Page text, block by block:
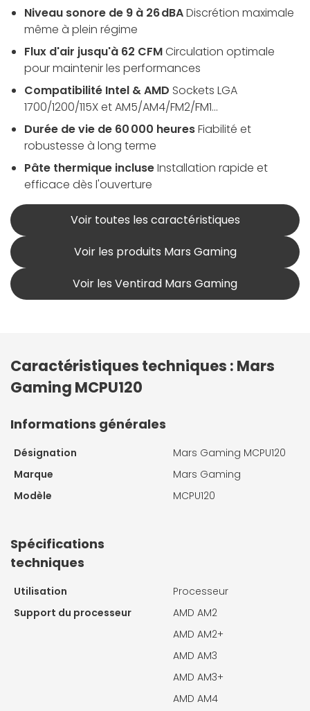
Niveau sonore de 9 à 26 dBADiscrétion maximale
même à plein régime
Flux d'air jusqu'à 62 CFMCirculation optimale
pour maintenir les performances
Compatibilité Intel & AMD Sockets LGA
1700/1200/115X et AM5/AM4/FM2/FM1...
Durée de vie de 60 000 heuresFiabilité et
robustesse à long terme
Pâte thermique incluseInstallation rapide et
efficace dès l'ouverture
Voir toutes les caractéristiques
Voir les produits Mars Gaming
Voir les Ventirad Mars Gaming
Caractéristiques techniques : Mars
Gaming MCPU120
Informations générales
Désignation
Mars Gaming MCPU120
Marque
Mars Gaming
Modèle
MCPU120
Spécifications
techniques
Utilisation
Processeur
Support du processeur
AMD AM2
AMD AM2+
AMD AM3
AMD AM3+
AMD AM4